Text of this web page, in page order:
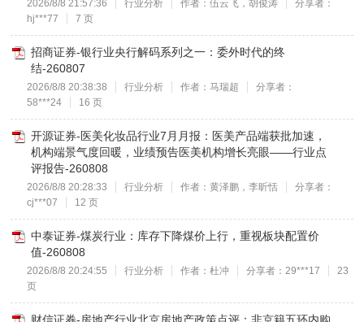
2026/8/8 21:57:36 行业分析 作者：伍云飞，胡俊涛
分享者：
hj***77
7 页
招商证券-银行业央行解码系列之一：委外时代的终
结-260807
2026/8/8 20:38:38 行业分析 作者：马瑞超
分享者：
58***24
16 页
开源证券-医美化妆品行业7月月报：医美产品端获批加速，
机构端景气度回暖，业绩预告医美机构增长亮眼——行业点
评报告-260808
2026/8/8 20:28:33 行业分析 作者：黄泽鹏，李昕恬
分享者：
cj***07
12 页
中泰证券-煤炭行业：库存下降煤价上行，重视板块配置价
值-260808
2026/8/8 20:24:55 行业分析 作者：杜冲 分享者：29***17
23
页